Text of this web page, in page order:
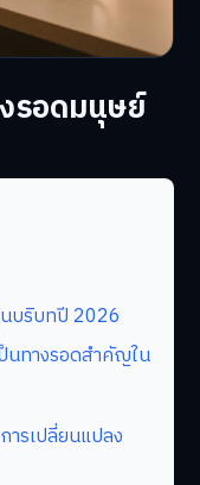
รอดมนุษย์
นบริบทปี 2026
นทางรอดสำคัญใน
รเปลี่ยนแปลง